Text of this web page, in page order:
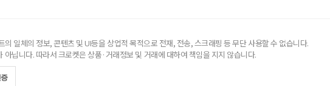
일체의 정보, 콘텐츠 및 UI등을 상업적 목적으로 전재, 전송, 스크래핑 등 무단 사용할 수 없습니다.
닙니다. 따라서 크로켓은 상품·거래정보 및 거래에 대하여 책임을 지지 않습니다.